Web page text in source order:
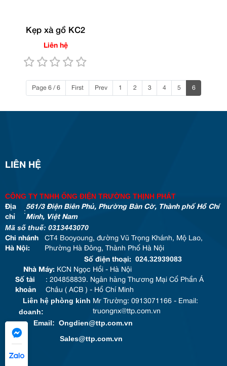
Kẹp xà gồ KC2
Liên hệ
Page 6 / 6 First Prev 1 2 3 4 5 6
LIÊN HỆ
CÔNG TY TNHH ỐNG ĐIỆN TRƯỜNG THỊNH PHÁT
Địa
chỉ
:
561/3 Điện Biên Phủ, Phường Bàn Cờ, Thành phố Hồ Chí
Minh, Việt Nam
Mã số thuế: 0313443070
Chi nhánh
Hà Nội:
CT4 Booyoung, đường Vũ Trọng Khánh, Mộ Lao,
Phường Hà Đông, Thành Phố Hà Nội
Số điện thoại:
024.32939083
Nhà Máy: KCN Ngọc Hồi - Hà Nội
Số tài
khoản
: 204858839. Ngân hàng Thương Mại Cổ Phần Á
Châu ( ACB ) - Hồ Chí Minh
Liên hệ phòng kinh
doanh:
Mr Trường: 0913071166 - Email:
truongnx@ttp.com.vn
Email: Ongdien@ttp.com.vn
Sales@ttp.com.vn